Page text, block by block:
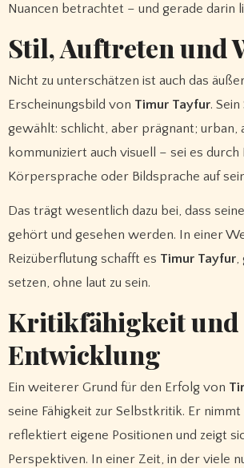
Nuancen betrachtet – und gerade darin
Stil, Auftreten und
Nicht zu unterschätzen ist auch das
Erscheinungsbild von Timur Tayfur.
gewählt: schlicht, aber prägnant; urban,
kommuniziert auch visuell – sei es durch
Körpersprache oder Bildsprache auf
Das trägt wesentlich dazu bei, dass
gehört und gesehen werden. In einer
Reizüberflutung schafft es Timur Tayfur,
setzen, ohne laut zu sein.
Kritikfähigkeit und
Entwicklung
Ein weiterer Grund für den Erfolg von
seine Fähigkeit zur Selbstkritik. Er
reflektiert eigene Positionen und zeigt
Perspektiven. In einer Zeit, in der viele